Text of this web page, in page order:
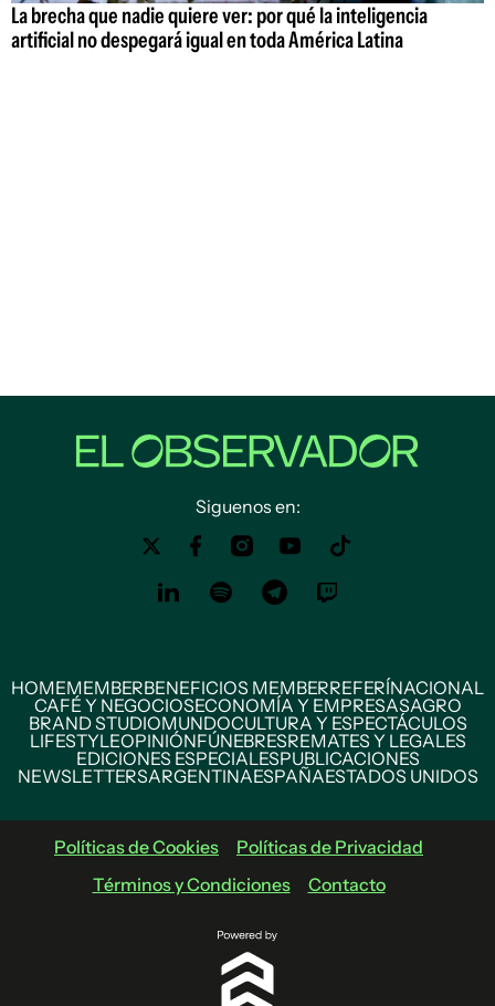
La brecha que nadie quiere ver: por qué la inteligencia
artificial no despegará igual en toda América Latina
Siguenos en:
HOMEMEMBERBENEFICIOS MEMBERREFERÍNACIONAL
CAFÉ Y NEGOCIOSECONOMÍA Y EMPRESASAGRO
BRAND STUDIOMUNDOCULTURA Y ESPECTÁCULOS
LIFESTYLEOPINIÓNFÚNEBRESREMATES Y LEGALES
EDICIONES ESPECIALESPUBLICACIONES
NEWSLETTERSARGENTINAESPAÑAESTADOS UNIDOS
Políticas de Cookies
Políticas de Privacidad
Términos y Condiciones
Contacto